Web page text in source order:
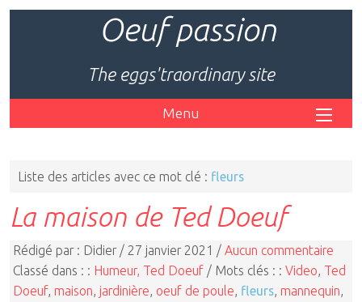
Oeuf passion
The eggs'traordinary site
Menu
Liste des articles avec ce mot clé : fleurs
La maison de Ted Doeuf
Rédigé par : Didier / 27 janvier 2021 / Aucun commentaire
Classé dans : : Humeur, Ted Doeuf / Mots clés : : Video Ted
Doeuf, maison jardinière oeuf de poule fleurs mannequin